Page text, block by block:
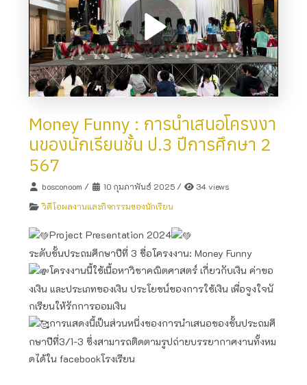
Money Funny : การนำเสนอโครงงา
นของนักเรียนชั้น ป.3 ปีการศึกษา 2
567
bosconoom / 10 กุมภาพันธ์ 2025/
34 views
วิดีโอผลงานและกิจกรรมของนักเรียน
Project Presentation​ 2024
ระดับชั้นประถมศึกษาปีที่ 3 ชื่อโครงงาน​: Money Funny
โครงงานนี้ใช้เนื้อหาวิชาคณิตศาสตร์ เกี่ยวกับเงิน ค่าขอ
งเงิน และประเภทของเงิน ประโยชน์ของการใช้เงิน เพื่อจูงใจนั
กเรียนให้รักการออมเงิน ​
การแสดง​นี้เป็นส่วนหนึ่ง​ของการนำเสนอของชั้นประถม​ศึ
กษา​ปี​ที่​3/1-3 ซึ่งสามารถติดตามรูปถ่ายบรรยากาศ​งานทั้งหม
ดได้ใน facebook​โรงเรียน